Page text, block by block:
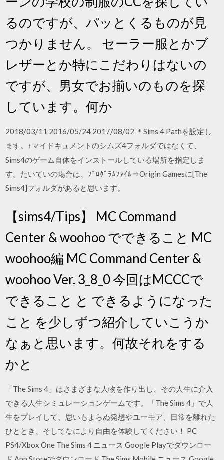
るのですが、パッとくるものが見
つかりません。 セーラー服とかブ
レザーとか特にこだわりはないの
ですが、男女でお揃いのものを探
しています。何か
2018/03/11 2016/05/24 2017/08/02 ＊Sims 4 Pathを設定し
ます。↑マイドキュメントのシムズ4フォルダではなくて、
Sims4のゲーム自体をインストールしている場所を指定しま
す。たいていの場合は、ﾌﾟﾛｸﾞﾗﾑﾌｧｲﾙ⇒Origin Gamesに[The
Sims4]フォルダがあると思います。
【sims4/Tips】 MC Command
Center & woohoo でできること MC
woohoo編 MC Command Center &
woohoo Ver. 3_8_0 今回はMCCCで
できること と できるようになった
こと を少しずつ紹介していこうか
なぁと思います。何故それをする
かと
「The Sims 4」はさまざまな人物を作り出し、その人生に介入
できる人生シミュレーションゲームです。「The Sims 4」で人
生をプレイして、思いもよらぬ発想やユーモア、日常を離れた
ひととき、そしてなにより自由を体験してください！ PC
PS4/Xbox One The Sims 4 ニュース Google Playでダウンロー